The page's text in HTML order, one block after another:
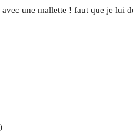
une mallette ! faut que je lui